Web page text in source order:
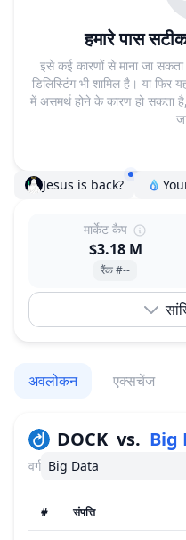
हमारे पास
इसे कई कारणों से माना जा सकता
डिलिस्टिंग भी शामिल है। या
में असमर्थ होने के कारण हो सकता है,
Jesus is back?
मार्केट कैप
$3.18 M
रैंक #--
अवलोकन एक्सचेंज
DOCK vs. Big
वर्ग Big Data
# संपत्ति